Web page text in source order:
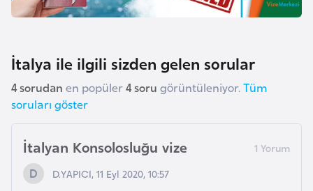
İtalya ile ilgili sizden gelen sorular
4 sorudan en popüler4 soru görüntüleniyor. Tüm
soruları göster
İtalyan Konsolosluğu vize
D.YAPICI, 11 Eyl 2020, 10:57
e
i
a
B
n